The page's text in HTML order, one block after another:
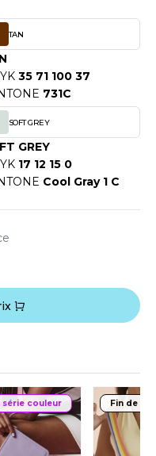
TAN
35 71 100 37
731C
SOFT GREY
GREY
17 12 15 0
Cool Gray 1 C
série couleur Fin de